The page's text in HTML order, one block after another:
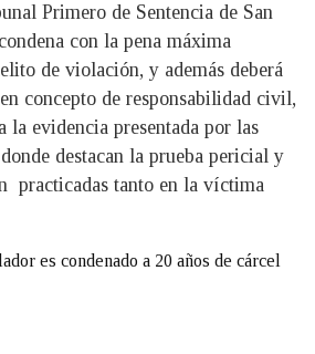
Primero de Sentencia de San
con la pena máxima
de violación, y además deberá
concepto de responsabilidad civil,
la evidencia presentada por las
destacan la prueba pericial y
practicadas tanto en la víctima
es condenado a 20 años de cárcel